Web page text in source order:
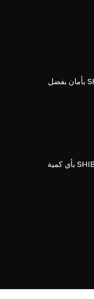
اشترِ وبيع SHIB بأمان بفضل
يمكنك شراء SHIB بأي كمية